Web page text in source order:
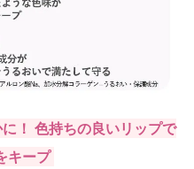
！ 色持ちの良いリップで
キープ